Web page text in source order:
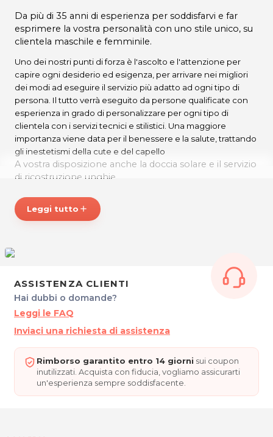
Da più di 35 anni di esperienza per soddisfarvi e far
esprimere la vostra personalità con uno stile unico, su
clientela maschile e femminile.
Uno dei nostri punti di forza è l'ascolto e l'attenzione per
capire ogni desiderio ed esigenza, per arrivare nei migliori
dei modi ad eseguire il servizio più adatto ad ogni tipo di
persona. Il tutto verrà eseguito da persone qualificate con
esperienza in grado di personalizzare per ogni tipo di
clientela con i servizi tecnici e stilistici. Una maggiore
importanza viene data per il benessere e la salute, trattando
gli inestetismi della cute e del capello
A vostra disposizione anche la doccia solare e il servizio
di ricostruzione unghie.
Per l'appuntamento più importante della Vostra vita
servizio "total-look" per sposa e sposo, anche a
domicilio.
Ven – Sab: 8.30 -18.00
RIVA MARINELLA
Via Cavour, 38
Tel.0432 849546
P.IVA 00567650304
Per ulteriori informazioni sull'offerta o sulle
modalità di acquisto scrivi aposta@espevia.it
Leggi tutto add
ASSISTENZA CLIENTI
Hai dubbi o domande?
Leggi le FAQ
Inviaci una richiesta di assistenza
Rimborso garantito entro 14 giorni sui coupon
inutilizzati. Acquista con fiducia, vogliamo assicurarti
un'esperienza sempre soddisfacente.